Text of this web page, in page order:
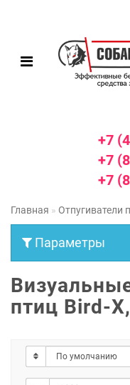
+7
+7
+7
Главная Отпугиватели
Параметры
птиц Bird-